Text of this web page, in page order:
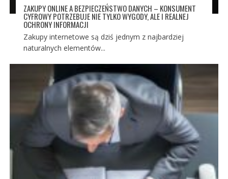
ZAKUPY ONLINE A BEZPIECZEŃSTWO DANYCH – KONSUMENT
CYFROWY POTRZEBUJE NIE TYLKO WYGODY, ALE I REALNEJ
OCHRONY INFORMACJI
Zakupy internetowe są dziś jednym z najbardziej
naturalnych elementów...